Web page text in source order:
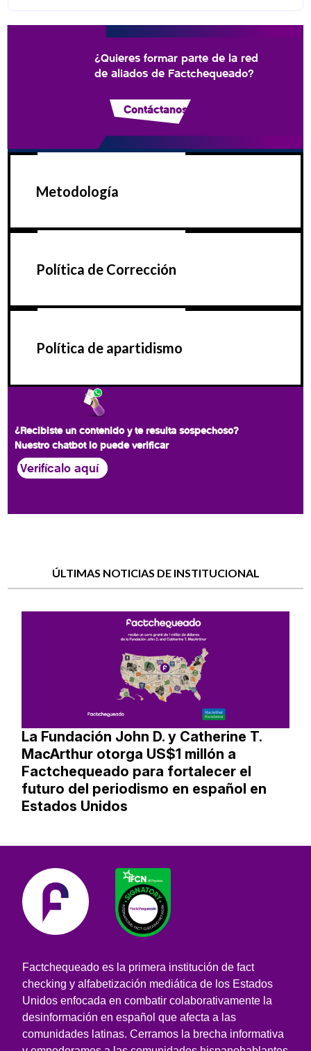
¿Quieres formar parte de la red
de aliados de Factchequeado?
Contáctanos
Metodología
Política de Corrección
Política de apartidismo
¿Recibiste un contenido y te resulta sospechoso?
Nuestro chatbot lo puede verificar
Verifícalo aquí
ÚLTIMAS NOTICIAS DE INSTITUCIONAL
La Fundación John D. y Catherine T.
MacArthur otorga US$1 millón a
Factchequeado para fortalecer el
futuro del periodismo en español en
Estados Unidos
Factchequeado es la primera institución de fact
checking y alfabetización mediática de los Estados
Unidos enfocada en combatir colaborativamente la
desinformación en español que afecta a las
comunidades latinas. Cerramos la brecha informativa